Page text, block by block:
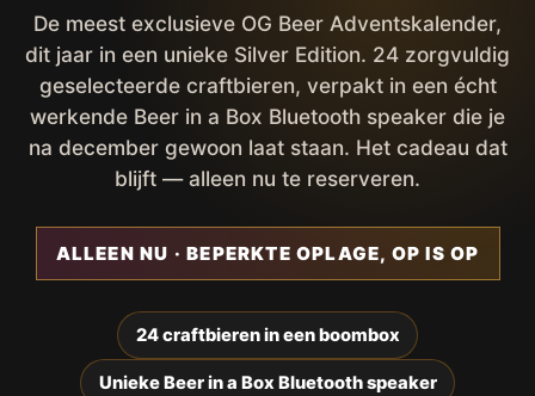
De meest exclusieve OG Beer Adventskalender,
dit jaar in een unieke Silver Edition. 24 zorgvuldig
geselecteerde craftbieren, verpakt in een écht
werkende Beer in a Box Bluetooth speaker die je
na december gewoon laat staan. Het cadeau dat
blijft — alleen nu te reserveren.
ALLEEN NU · BEPERKTE OPLAGE, OP IS OP
24 craftbieren in een boombox
Unieke Beer in a Box Bluetooth speaker